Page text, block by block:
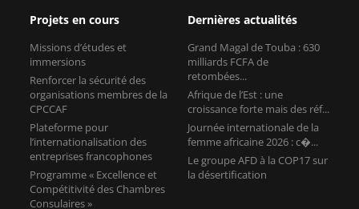
Projets en cours
Missions d’études et
immersions
Renforcer la sécurité des
organisations membres de la
CPCCAF
Plateforme pour
l’internationalisation des
entreprises francophones
Programme « Excellence et
Compétitivité des Chambres
Consulaires »
Dernières actualités
Grand Magal de Touba : 630
milliards FCFA de
retombées...
Afrique de l’Est : une
croissance forte mais des réf...
Journée internationale de la
femme africaine 2026 : c�...
Le groupe AFD à la COP17 sur
la désertification